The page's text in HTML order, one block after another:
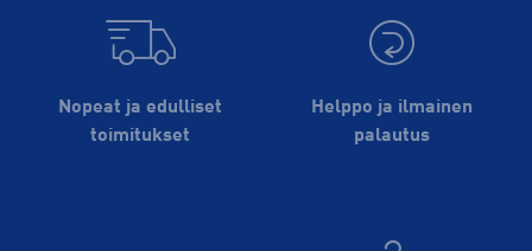
Nopeat ja edulliset
toimitukset
Helppo ja ilmainen
palautus